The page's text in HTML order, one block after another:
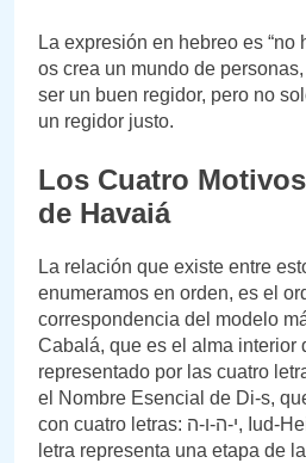
La expresión en hebreo es “no
os crea un mundo de
ser un buen regidor, pero no
un regidor justo.
Los Cuatro
de Havaiá
La relación que existe entre
enumeramos en orden, es el
correspondencia del modelo
Cabalá, que es el alma interior
representado por las cuatro
el Nombre Esencial de Di-s,
con cuatro letras: י-ה-ו-ה, Iud-Hei-Vav-Hei, donde cada
letra representa una etapa de